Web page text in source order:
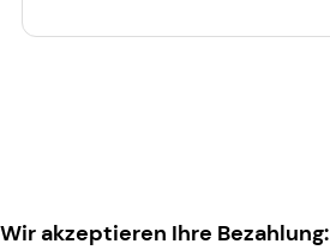
Wir akzeptieren Ihre Bezahlung: